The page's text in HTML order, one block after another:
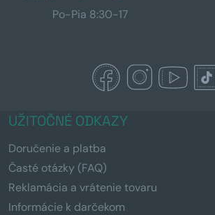
Po-Pia 8:30-17
UŽITOČNÉ ODKAZY
Doručenie a platba
Časté otázky (FAQ)
Reklamácia a vrátenie tovaru
Informácie k darčekom